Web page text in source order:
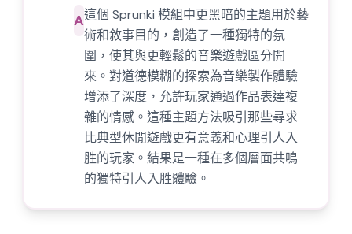
A這個 Sprunki 模組中更黑暗的主題用於藝
術和敘事目的，創造了一種獨特的氛
圍，使其與更輕鬆的音樂遊戲區分開
來。對道德模糊的探索為音樂製作體驗
增添了深度，允許玩家通過作品表達複
雜的情感。這種主題方法吸引那些尋求
比典型休閒遊戲更有意義和心理引人入
胜的玩家。結果是一種在多個層面共鳴
的獨特引人入胜體驗。